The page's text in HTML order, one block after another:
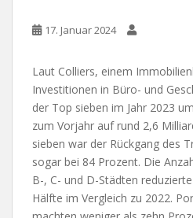
17. Januar 2024
Laut Colliers, einem
Investitionen in Büro- und
der Top sieben im Jahr 2023
zum Vorjahr auf rund 2,6
sieben war der Rückgang des
sogar bei 84 Prozent. Die
B-, C- und D-Städten
Hälfte im Vergleich zu 2022.